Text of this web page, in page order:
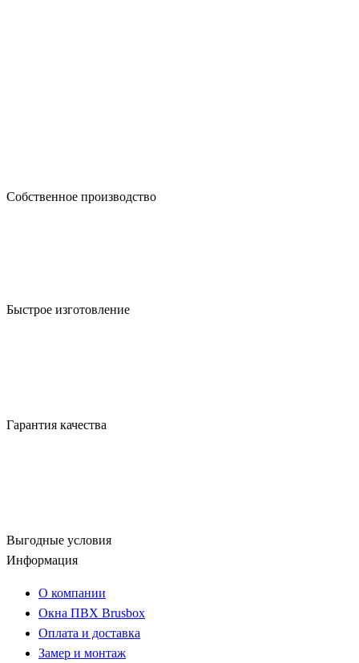
Собственное производство
Быстрое изготовление
Гарантия качества
Выгодные условия
Информация
О компании
Окна ПВХ Brusbox
Оплата и доставка
Замер и монтаж